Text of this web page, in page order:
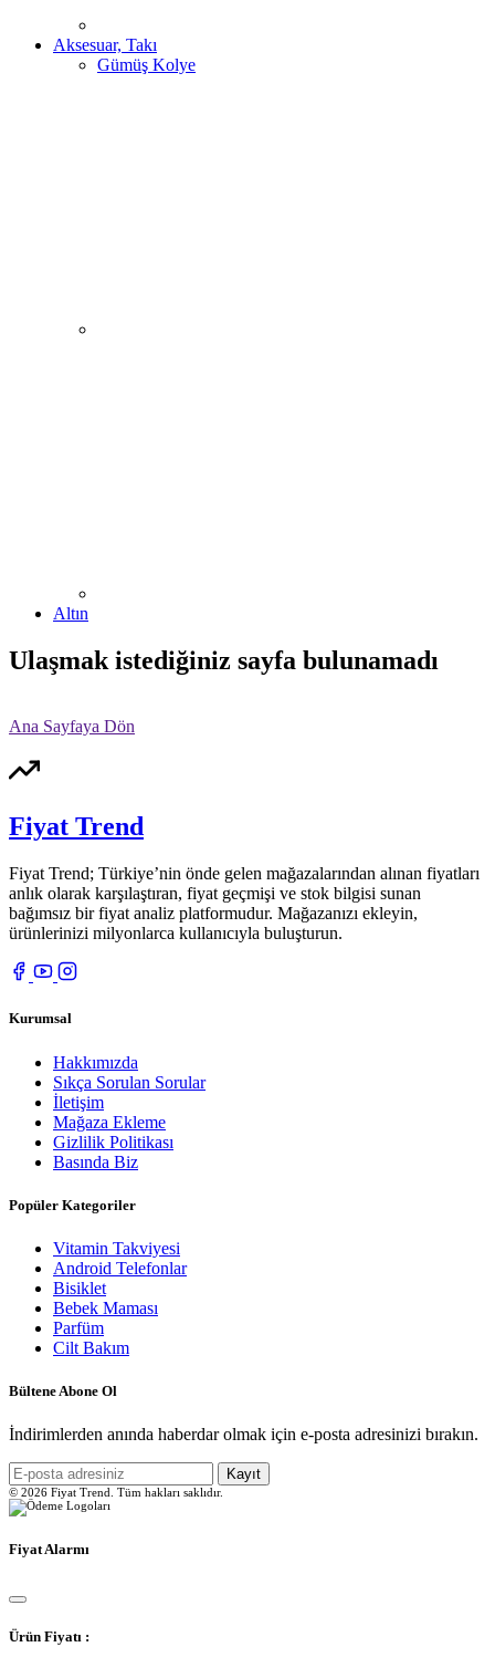
Aksesuar, Takı
Gümüş Kolye
Altın
Ulaşmak istediğiniz sayfa bulunamadı
Ana Sayfaya Dön
Fiyat Trend
Fiyat Trend; Türkiye’nin önde gelen mağazalarından alınan fiyatları
anlık olarak karşılaştıran, fiyat geçmişi ve stok bilgisi sunan
bağımsız bir fiyat analiz platformudur. Mağazanızı ekleyin,
ürünlerinizi milyonlarca kullanıcıyla buluşturun.
Kurumsal
Hakkımızda
Sıkça Sorulan Sorular
İletişim
Mağaza Ekleme
Gizlilik Politikası
Basında Biz
Popüler Kategoriler
Vitamin Takviyesi
Android Telefonlar
Bisiklet
Bebek Maması
Parfüm
Cilt Bakım
Bültene Abone Ol
İndirimlerden anında haberdar olmak için e-posta adresinizi bırakın.
Kayıt
© 2026 Fiyat Trend. Tüm hakları saklıdır.
Fiyat Alarmı
Ürün Fiyatı :